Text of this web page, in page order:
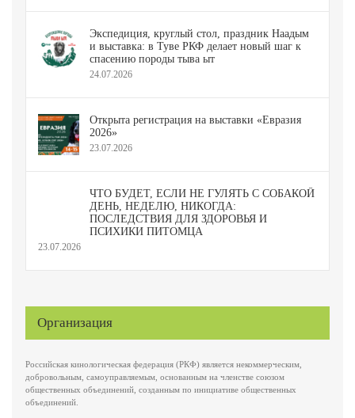
Экспедиция, круглый стол, праздник Наадым
и выставка: в Туве РКФ делает новый шаг к
спасению породы тыва ыт
24.07.2026
Открыта регистрация на выставки «Евразия
2026»
23.07.2026
ЧТО БУДЕТ, ЕСЛИ НЕ ГУЛЯТЬ С СОБАКОЙ
ДЕНЬ, НЕДЕЛЮ, НИКОГДА:
ПОСЛЕДСТВИЯ ДЛЯ ЗДОРОВЬЯ И
ПСИХИКИ ПИТОМЦА
23.07.2026
Организация
Российская кинологическая федерация (РКФ) является некоммерческим,
добровольным, самоуправляемым, основанным на членстве союзом
общественных объединений, созданным по инициативе общественных
объединений.